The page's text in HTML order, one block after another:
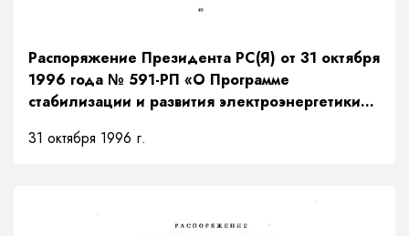
Распоряжение Президента РС(Я) от 31 октября
1996 года № 591-РП «О Программе
стабилизации и развития электроэнергетики
31 октября 1996 г.